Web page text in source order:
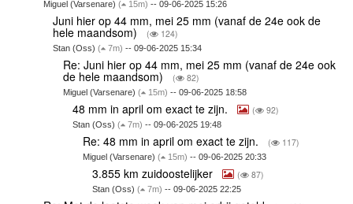
Miguel (Varsenare) ( 15m) -- 09-06-2025 15:26
Juni hier op 44 mm, mei 25 mm (vanaf de 24e ook de
hele maandsom) ( 124)
Stan (Oss)( 7m) -- 09-06-2025 15:34
Re: Juni hier op 44 mm, mei 25 mm (vanaf de 24e ook
de hele maandsom) ( 82)
Miguel (Varsenare) ( 15m) -- 09-06-2025 18:58
48 mm in april om exact te zijn. ( 92)
Stan (Oss)( 7m) -- 09-06-2025 19:48
Re: 48 mm in april om exact te zijn. ( 117)
Miguel (Varsenare) ( 15m) -- 09-06-2025 20:33
3.855 km zuidoostelijker ( 87)
Stan (Oss)( 7m) -- 09-06-2025 22:25